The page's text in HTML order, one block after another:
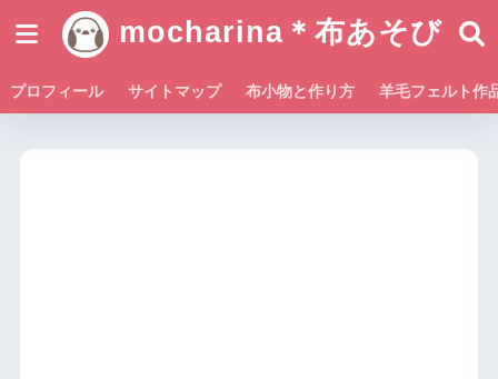
mocharina＊布あそび
プロフィール サイトマップ 布小物と作り方 羊毛フェルト作